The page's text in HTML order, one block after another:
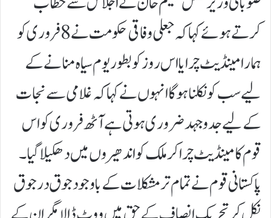
کرتے ہوئے کہا کہ جعلی وفاقی حکومت نے 8 فروری کو
ہمارا مینڈیٹ چرایا اس روز کو بطور یوم سیاہ منانے کے
لیے سب کو نکلنا ہو گا انہوں نے کہا کہ غلامی سے نجات
کے لیے جدوجہد ضروری ہوتی ہے آٹھ فروری کو اس
قوم کا مینڈیٹ چرا کر ملک کو اندھیروں میں دھکیلا گیا۔
پاکستانی قوم نے تمام تر مشکلات کے باوجود جوق در جوق